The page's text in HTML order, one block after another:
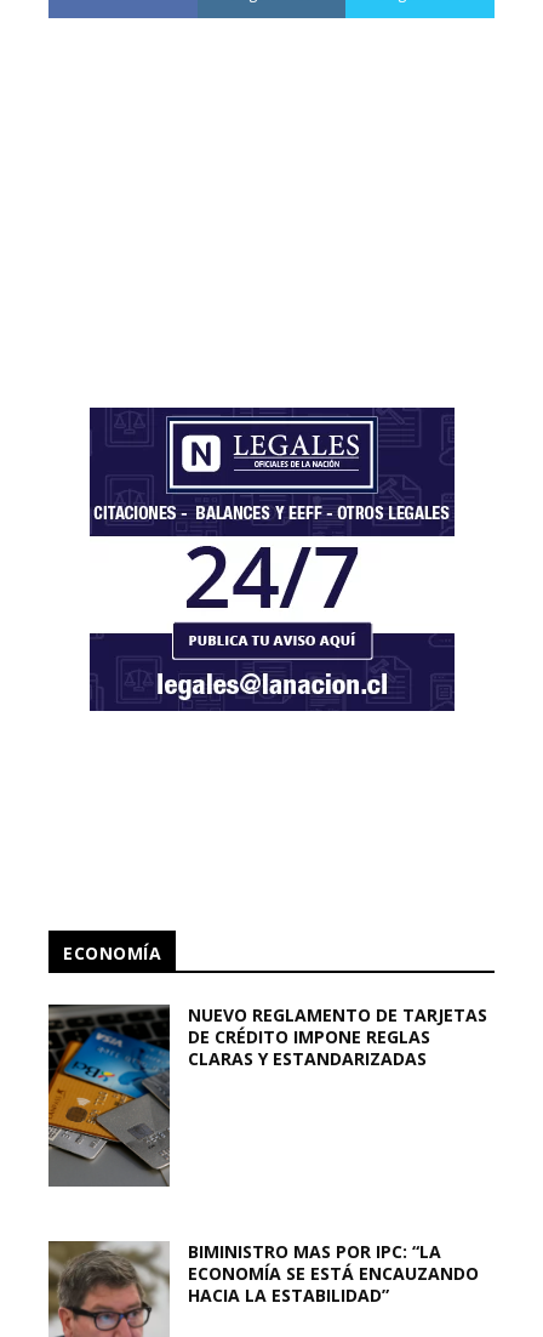
ECONOMÍA
NUEVO REGLAMENTO DE TARJETAS
DE CRÉDITO IMPONE REGLAS
CLARAS Y ESTANDARIZADAS
BIMINISTRO MAS POR IPC: “LA
ECONOMÍA SE ESTÁ ENCAUZANDO
HACIA LA ESTABILIDAD”